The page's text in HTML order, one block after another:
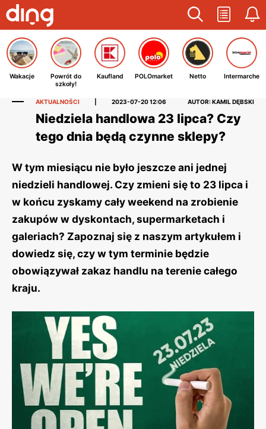
Wakacje
Powrót do
szkoły!
Kaufland POLOmarket Netto Intermarche
AKTUALNOŚCI 2023-07-20 12:06 AUTOR: KAMIL DĘBSKI
Niedziela handlowa 23 lipca? Czy
tego dnia będą czynne sklepy?
W tym miesiącu nie było jeszcze ani jednej
niedzieli handlowej. Czy zmieni się to 23 lipca i
w końcu zyskamy cały weekend na zrobienie
zakupów w dyskontach, supermarketach i
galeriach? Zapoznaj się z naszym artykułem i
dowiedz się, czy w tym terminie będzie
obowiązywał zakaz handlu na terenie całego
kraju.